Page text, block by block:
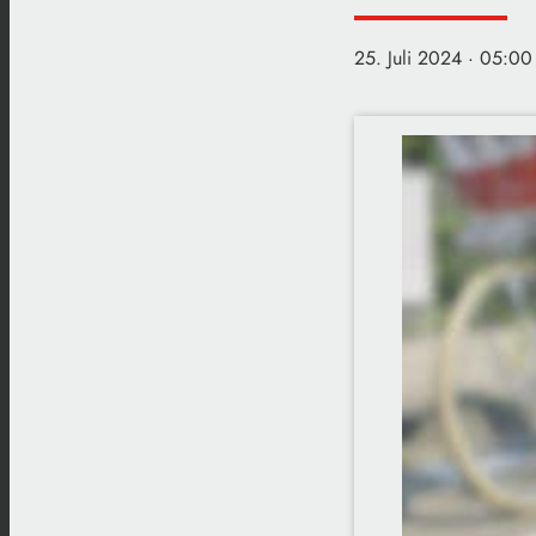
25. Juli 2024 ·